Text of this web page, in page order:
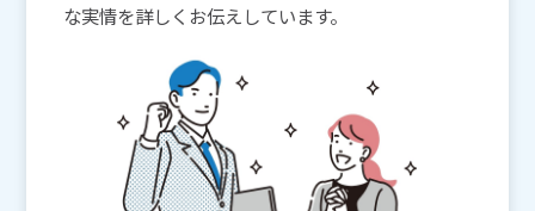
な実情を詳しくお伝えしています。